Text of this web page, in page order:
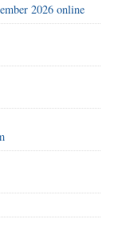
2026 online